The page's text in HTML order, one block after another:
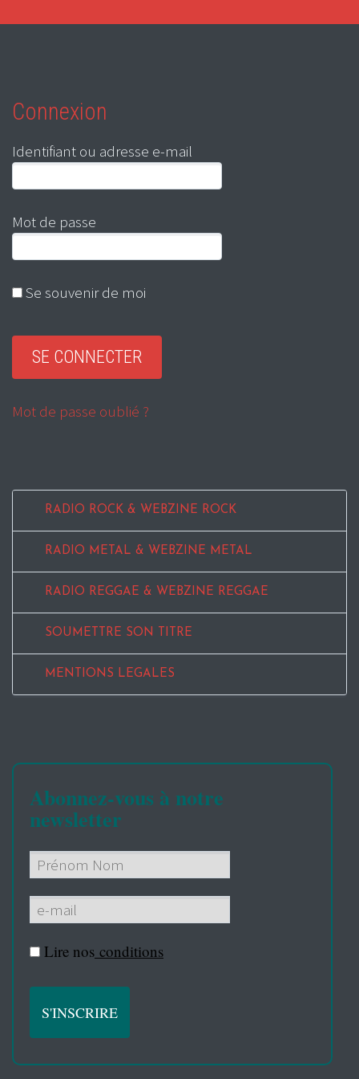
Connexion
Identifiant ou adresse e-mail
Mot de passe
Se souvenir de moi
Mot de passe oublié ?
RADIO ROCK & WEBZINE ROCK
RADIO METAL & WEBZINE METAL
RADIO REGGAE & WEBZINE REGGAE
SOUMETTRE SON TITRE
MENTIONS LEGALES
Abonnez-vous à notre
newsletter
Lire nos conditions